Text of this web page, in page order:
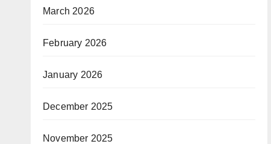
March 2026
February 2026
January 2026
December 2025
November 2025